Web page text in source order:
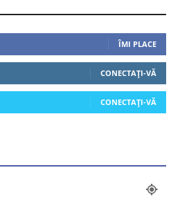
ÎMI PLACE
CONECTAȚI-VĂ
CONECTAȚI-VĂ